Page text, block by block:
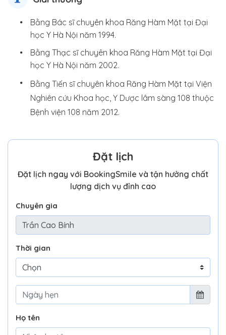
Bằng Bác sĩ chuyên khoa Răng Hàm Mặt tại Đại
học Y Hà Nội năm 1994.
Bằng Thạc sĩ chuyên khoa Răng Hàm Mặt tại Đại
học Y Hà Nội năm 2002.
Bằng Tiến sĩ chuyên khoa Răng Hàm Mặt tại Viện
Nghiên cứu Khoa học, Y Dược lâm sàng 108 thuộc
Bệnh viện 108 năm 2012.
Đặt lịch
Đặt lịch ngay với BookingSmile và tận hưởng chất
lượng dịch vụ đỉnh cao
Chuyên gia
Thời gian
Họ tên